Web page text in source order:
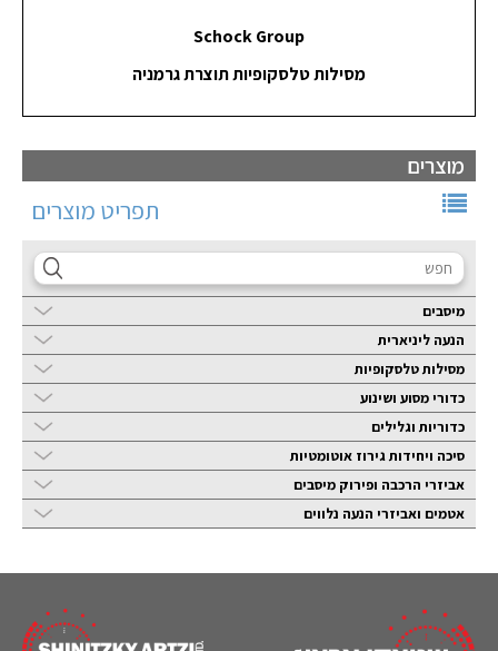
מוצרים
תפריט מוצרים
מיסבים
הנעה ליניארית
מסילות טלסקופיות
כדורי מסוע ושינוע
כדוריות וגלילים
סיכה ויחידות גירוז אוטומטיות
אביזרי הרכבה ופירוק מיסבים
אטמים ואביזרי הנעה נלווים
Schock Group
מסילות טלסקופיות תוצרת גרמניה